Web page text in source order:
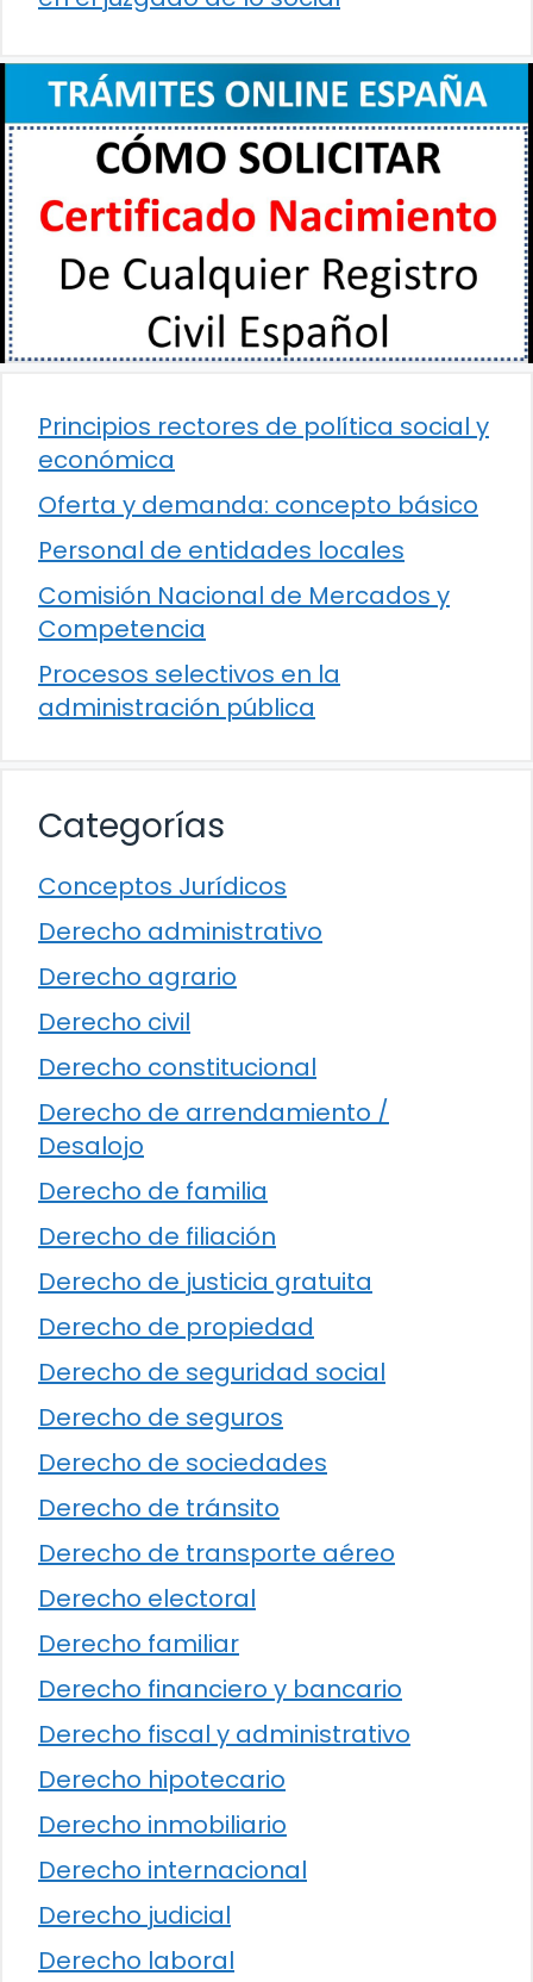
Principios rectores de política social y
económica
Oferta y demanda: concepto básico
Personal de entidades locales
Comisión Nacional de Mercados y
Competencia
Procesos selectivos en la
administración pública
Categorías
Conceptos Jurídicos
Derecho administrativo
Derecho agrario
Derecho civil
Derecho constitucional
Derecho de arrendamiento /
Desalojo
Derecho de familia
Derecho de filiación
Derecho de justicia gratuita
Derecho de propiedad
Derecho de seguridad social
Derecho de seguros
Derecho de sociedades
Derecho de tránsito
Derecho de transporte aéreo
Derecho electoral
Derecho familiar
Derecho financiero y bancario
Derecho fiscal y administrativo
Derecho hipotecario
Derecho inmobiliario
Derecho internacional
Derecho judicial
Derecho laboral